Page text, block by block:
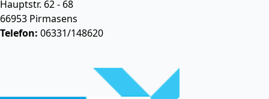
Hauptstr. 62 - 68
66953 Pirmasens
Telefon: 06331/148620